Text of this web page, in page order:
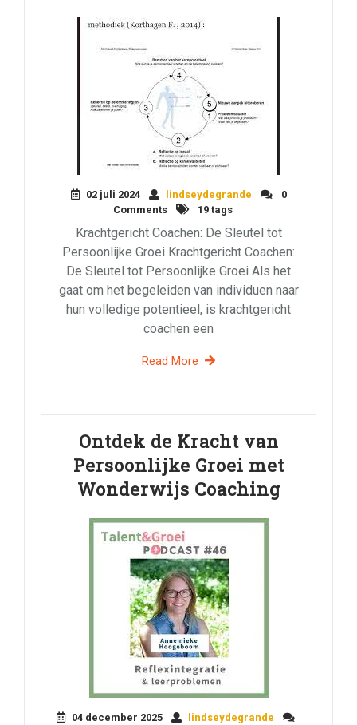
02 juli 2024 lindseydegrande
0
Comments
19 tags
Krachtgericht Coachen: De Sleutel tot
Persoonlijke Groei Krachtgericht Coachen:
De Sleutel tot Persoonlijke Groei Als het
gaat om het begeleiden van individuen naar
hun volledige potentieel, is krachtgericht
coachen een
Read More
Ontdek de Kracht van
Persoonlijke Groei met
Wonderwijs Coaching
04 december 2025
lindseydegrande